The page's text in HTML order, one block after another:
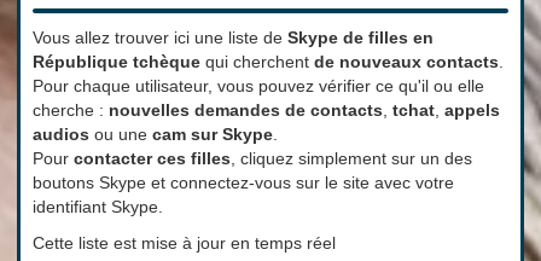
Vous allez trouver ici une liste de Skype de filles en
République tchèque qui cherchent de nouveaux contacts
Pour chaque utilisateur, vous pouvez vérifier ce qu'il ou elle
cherche : nouvelles demandes de contacts tchat appels
audios ou une cam sur Skype
Pour contacter ces filles , cliquez simplement sur un des
boutons Skype et connectez-vous sur le site avec votre
identifiant Skype.
Cette liste est mise à jour en temps réel